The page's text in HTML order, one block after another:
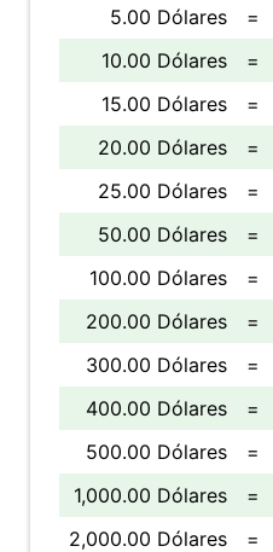
5.00 Dólares
=
10.00 Dólares
=
15.00 Dólares
=
20.00 Dólares
=
25.00 Dólares
=
50.00 Dólares
=
100.00 Dólares
=
200.00 Dólares
=
300.00 Dólares
=
400.00 Dólares
=
500.00 Dólares
=
1,000.00 Dólares
=
2,000.00 Dólares
=